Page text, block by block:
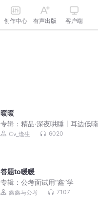
创作中心 有声出版 客户端
暖暖
专辑：精品·深夜哄睡丨耳边低喃
Cv_逢生 6020
答题to暖暖
专辑：公考面试用“鑫”学
鑫鑫与公考 7107